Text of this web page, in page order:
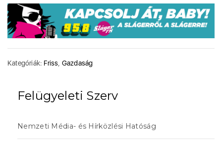
Kategóriák: Friss Gazdaság
Felügyeleti Szerv
Nemzeti Média- és Hírközlési Hatóság